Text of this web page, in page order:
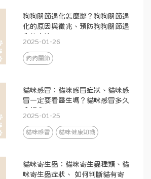
狗狗關節退化怎麼辦？狗狗關節退
化的原因與徵兆、預防狗狗關節退
化的方法
2025-01-26
狗狗關節
貓咪感冒：貓咪感冒症狀、貓咪感
冒一定要看醫生嗎？貓咪感冒多久
會好？
2025-01-25
貓咪感冒 貓咪健康知識
貓咪寄生蟲：貓咪寄生蟲種類、貓
咪寄生蟲症狀、 如何判斷貓有寄